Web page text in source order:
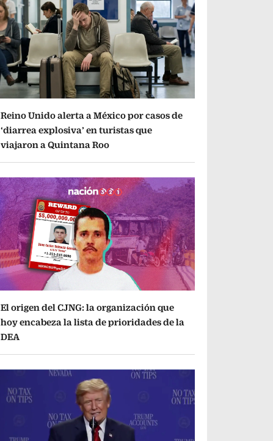
Reino Unido alerta a México por casos de
‘diarrea explosiva’ en turistas que
viajaron a Quintana Roo
El origen del CJNG: la organización que
hoy encabeza la lista de prioridades de la
DEA